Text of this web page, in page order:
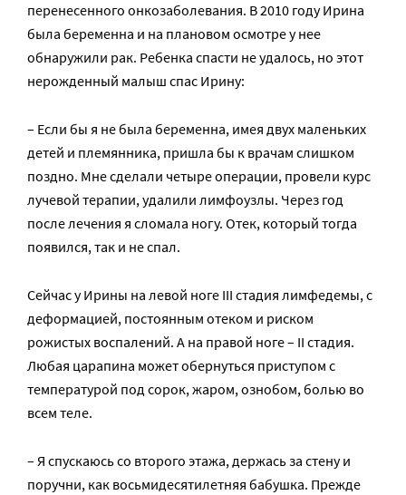
перенесенного онкозаболевания. В 2010 году Ирина
была беременна и на плановом осмотре у нее
обнаружили рак. Ребенка спасти не удалось, но этот
нерожденный малыш спас Ирину:
– Если бы я не была беременна, имея двух маленьких
детей и племянника, пришла бы к врачам слишком
поздно. Мне сделали четыре операции, провели курс
лучевой терапии, удалили лимфоузлы. Через год
после лечения я сломала ногу. Отек, который тогда
появился, так и не спал.
Сейчас у Ирины на левой ноге III стадия лимфедемы, с
деформацией, постоянным отеком и риском
рожистых воспалений. А на правой ноге – II стадия.
Любая царапина может обернуться приступом с
температурой под сорок, жаром, ознобом, болью во
всем теле.
– Я спускаюсь со второго этажа, держась за стену и
поручни, как восьмидесятилетняя бабушка. Прежде